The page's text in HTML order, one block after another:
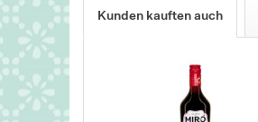
Kunden kauften auch